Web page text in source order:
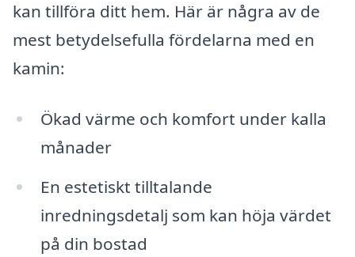
kan tillföra ditt hem. Här är några av de
mest betydelsefulla fördelarna med en
kamin:
Ökad värme och komfort under kalla
månader
En estetiskt tilltalande
inredningsdetalj som kan höja värdet
på din bostad